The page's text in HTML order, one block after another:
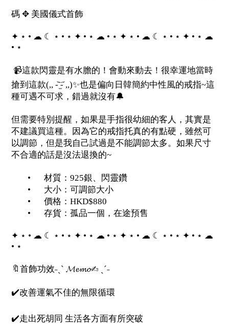
碼 ✥ 美國儀式首飾
✦ ⋆ • ☁︎ ☾ ⋆ • ⋆ ✦ • ⋆ ☁︎ • ⋆ ✦ ⋆ • ☁︎ ☾ ⋆ • ⋆ ✦ • ⋆ ☁︎
• ⋆
📹這款閃靈是有水膽的！會動來動去！很幸運地當時
搶到這款(,, -᷅ ̫̈-᷄ ,,)✨也是偏向日韓簡約中性風的戒指~這
種可遇不可求，錯過就沒有🔔
但需要特別提醒，如果是手指很幼細的客人，其實是
不建議買這種。因為它的戒指托真的有點硬，雖然可
以調節，但是我自己試過是不能調節太多。如果尺寸
不合適的話是沒法退換的~
•
材質：925銀、閃靈鑽
•
大小：可調節大小
•
價格：HKD$880
•
存貨：孤品一個，在途預售
✦ ⋆ • ☁︎ ☾ ⋆ • ⋆ ✦ • ⋆ ☁︎ • ⋆ ✦ ⋆ • ☁︎ ☾ ⋆ • ⋆ ✦ • ⋆ ☁︎
• ⋆
🔖首飾功效˗ˏˋ 𝓜𝓮𝓶𝓸✍︎ ˎˊ˗
✔️改善運氣不佳的無限循環
✔️走出死胡同 生活各方面有所突破